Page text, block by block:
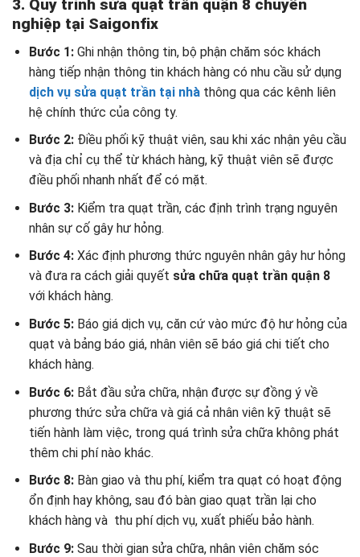
3. Quy trình sửa quạt trần quận 8 chuyên
nghiệp tại Saigonfix
Bước 1:Ghi nhận thông tin, bộ phận chăm sóc khách
hàng tiếp nhận thông tin khách hàng có nhu cầu sử dụng
dịch vụ sửa quạt trần tại nhàthông qua các kênh liên
hệ chính thức của công ty.
Bước 2: Điều phối kỹ thuật viên, sau khi xác nhận yêu cầu
và địa chỉ cụ thể từ khách hàng, kỹ thuật viên sẽ được
điều phối nhanh nhất để có mặt.
Bước 3: Kiểm tra quạt trần, các định trình trạng nguyên
nhân sự cố gây hư hỏng.
Bước 4: Xác định phương thức nguyên nhân gây hư hỏng
và đưa ra cách giải quyết sửa chữa quạt trần quận 8
với khách hàng.
Bước 5: Báo giá dịch vụ, căn cứ vào mức độ hư hỏng của
quạt và bảng báo giá, nhân viên sẽ báo giá chi tiết cho
khách hàng.
Bước 6:Bắt đầu sửa chữa, nhận được sự đồng ý về
phương thức sửa chữa và giá cả nhân viên kỹ thuật sẽ
tiến hành làm việc, trong quá trình sửa chữa không phát
thêm chi phí nào khác.
Bước 8: Bàn giao và thu phí, kiểm tra quạt có hoạt động
ổn định hay không, sau đó bàn giao quạt trần lại cho
khách hàng và thu phí dịch vụ, xuất phiếu bảo hành.
Bước 9: Sau thời gian sửa chữa, nhân viên chăm sóc